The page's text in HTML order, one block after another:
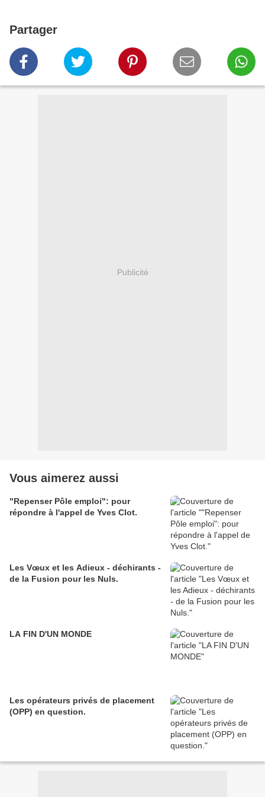
Partager
Publicité
Vous aimerez aussi
"Repenser Pôle emploi": pour
répondre à l'appel de Yves Clot.
Les Vœux et les Adieux - déchirants -
de la Fusion pour les Nuls.
LA FIN D'UN MONDE
Les opérateurs privés de placement
(OPP) en question.